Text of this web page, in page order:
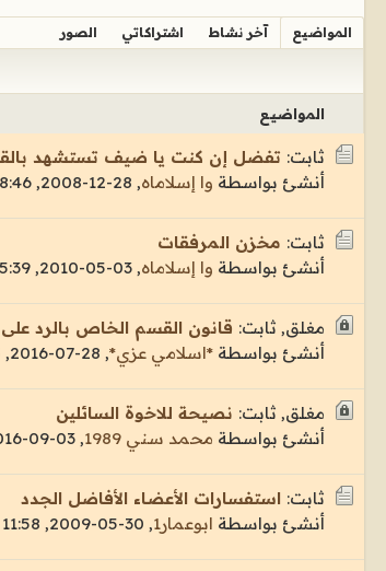
المواضيع آخر نشاط اشتراكاتي الصور
المواضيع
ثابت: تفضل إن كنت يا ضيف تستشهد
أنشئ بواسطة وا إسلاماه,
28-12-2008, 08:46
ثابت: مخزن المرفقات
أنشئ بواسطة وا إسلاماه,
03-05-2010, 05:39
مغلق, ثابت: قانون القسم الخاص بالرد
أنشئ بواسطة*اسلامي عزي*,
28-07-2016, 16:05
مغلق, ثابت: نصيحة للاخوة السائلين
أنشئ بواسطة محمد سني 1989 ,
03-09-2016, 23:35
ثابت: استفسارات الأعضاء الأفاضل الجدد
أنشئ بواسطة ابوعمار1 ,
30-05-2009, 11:58